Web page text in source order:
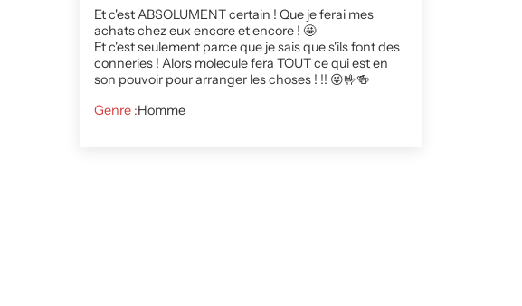
Et c'est ABSOLUMENT certain ! Que je ferai mes
achats chez eux encore et encore ! 🤩
Et c'est seulement parce que je sais que s'ils font des
conneries ! Alors molecule fera TOUT ce qui est en
son pouvoir pour arranger les choses ! !! 😜🤟🍻
Genre :Homme